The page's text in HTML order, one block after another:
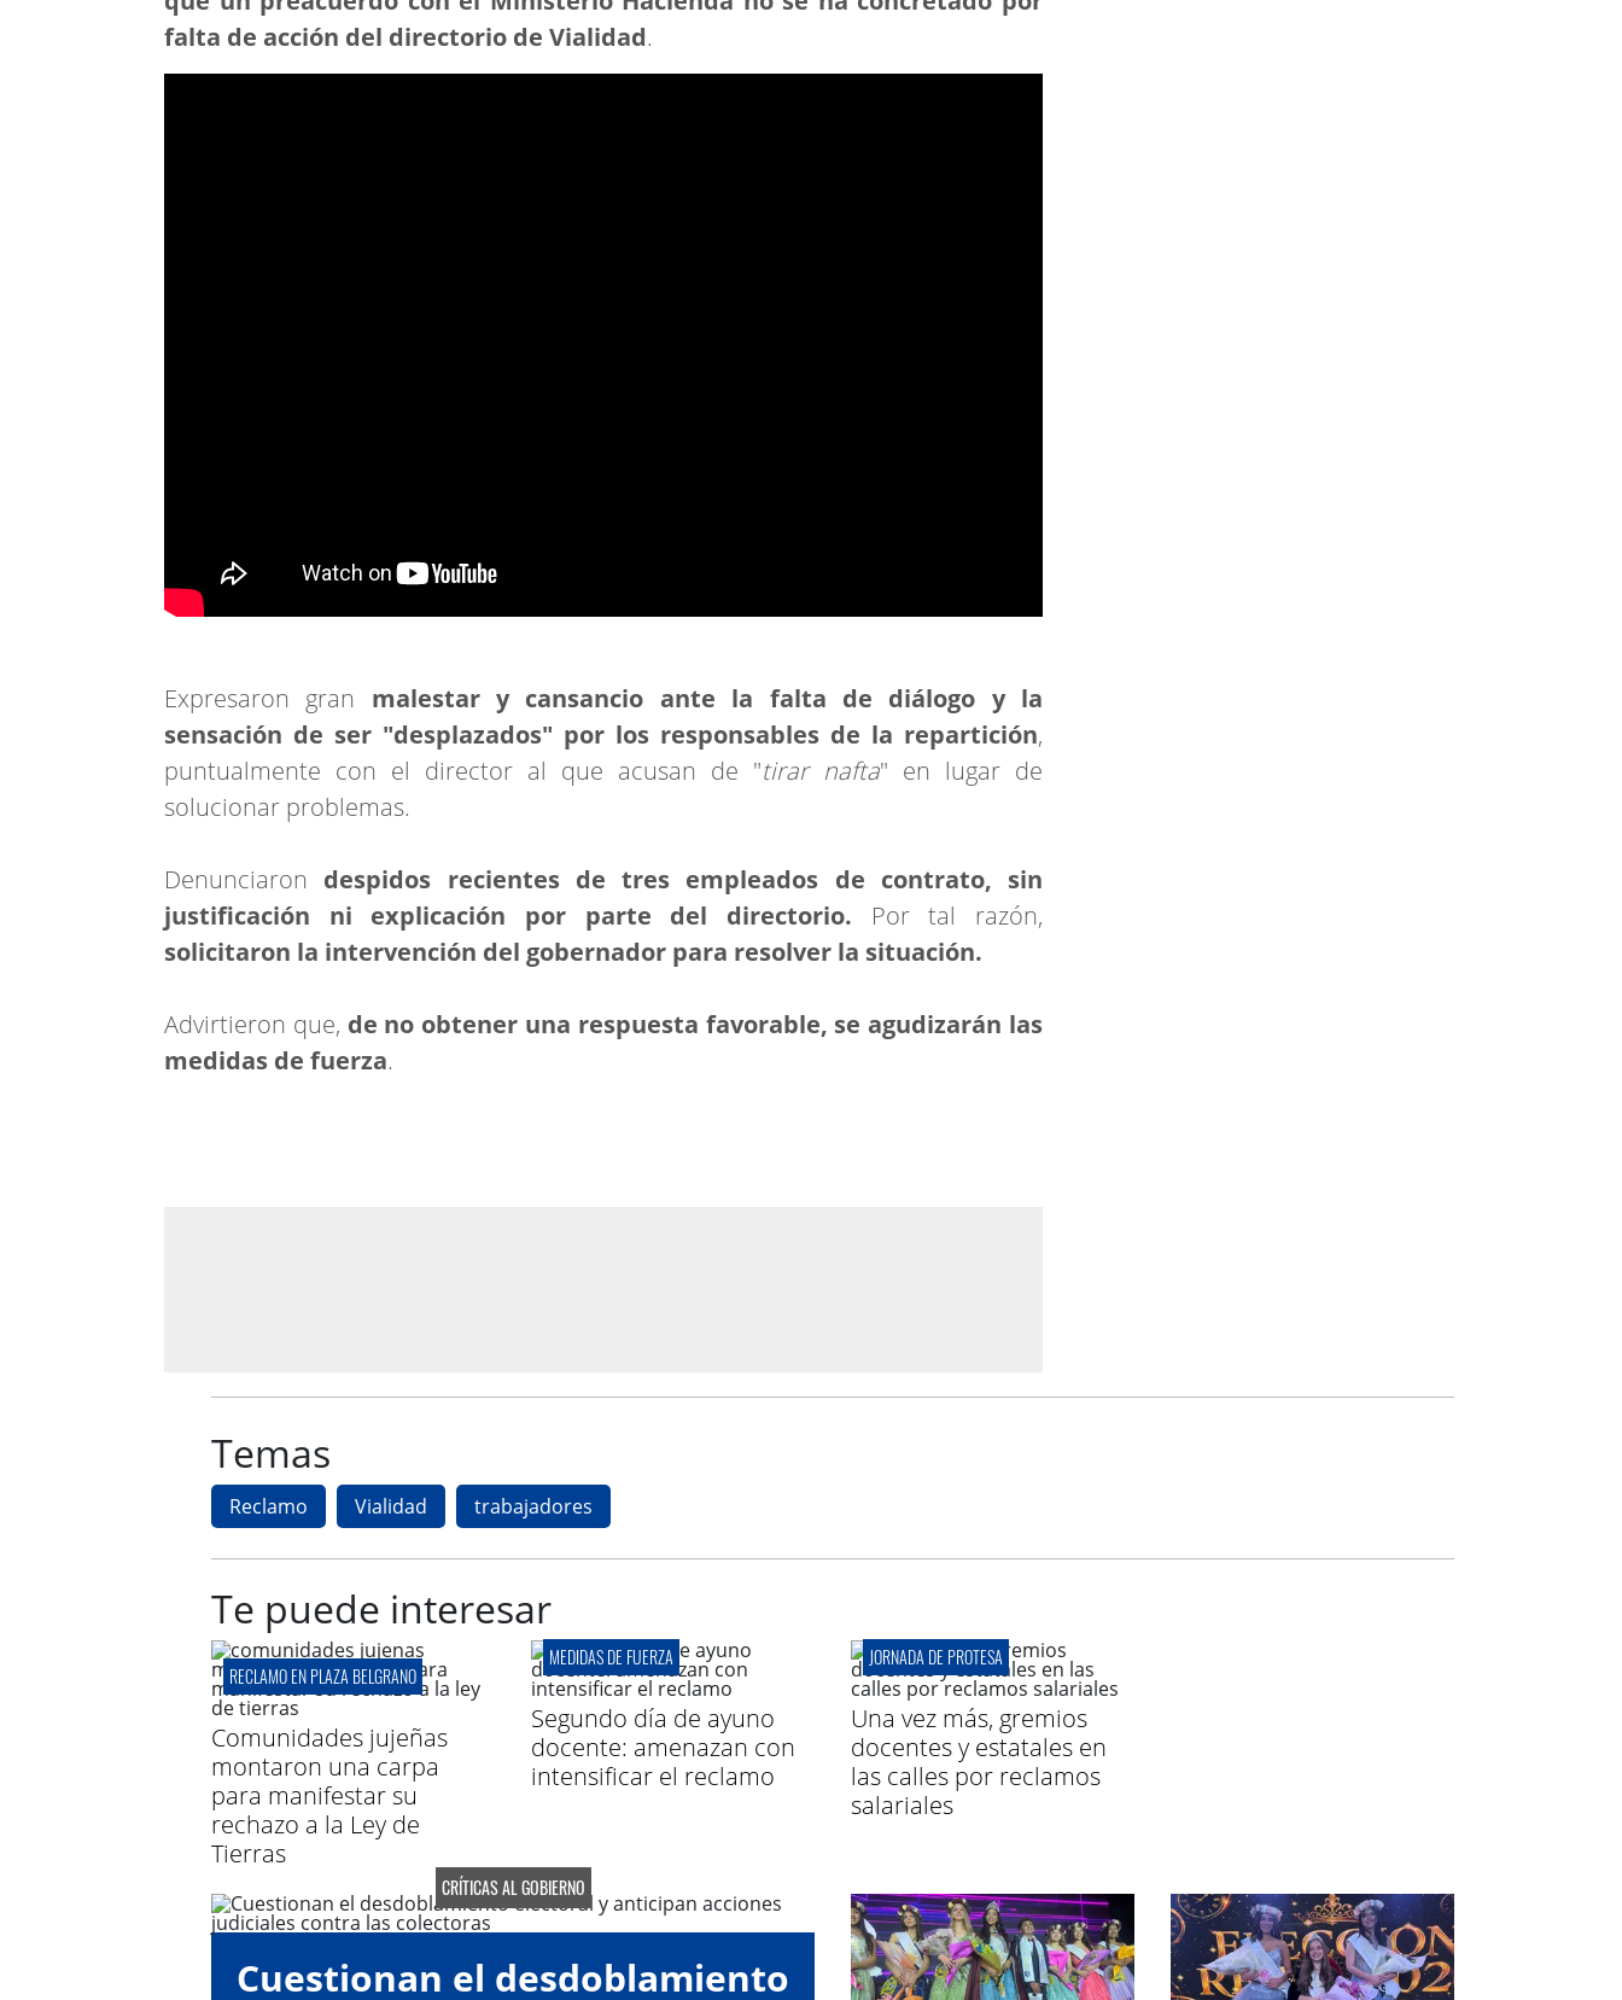
falta de acción del directorio de Vialidad.
Expresaron gran malestar y cansancio ante la falta de diálogo y la
sensación de ser "desplazados" por los responsables de la repartición,
puntualmente con el director al que acusan de "tirar nafta" en lugar de
solucionar problemas.
Denunciaron despidos recientes de tres empleados de contrato, sin
justificación ni explicación por parte del directorio. Por tal razón,
solicitaron la intervención del gobernador para resolver la situación.
Advirtieron que, de no obtener una respuesta favorable, se agudizarán las
medidas de fuerza.
Temas
Reclamo Vialidad trabajadores
Te puede interesar
RECLAMO EN PLAZA BELGRANO
Comunidades jujeñas
montaron una carpa
para manifestar su
rechazo a la Ley de
Tierras
MEDIDAS DE FUERZA
Segundo día de ayuno
docente: amenazan con
intensificar el reclamo
JORNADA DE PROTESA
Una vez más, gremios
docentes y estatales en
las calles por reclamos
salariales
CRÍTICAS AL GOBIERNO
Cuestionan el desdoblamiento